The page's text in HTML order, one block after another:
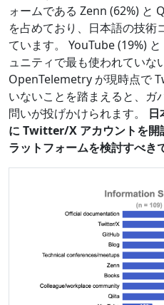
ォームである Zenn (62%) と
を占めており、日本語の技術
ています。 YouTube (19%)
ュニティで最も使われていな
OpenTelemetry が現時点で
いないことを踏まえると、ガ
問いが投げかけられます。 日
に Twitter/X アカウントを開
ラットフォームを検討すべき